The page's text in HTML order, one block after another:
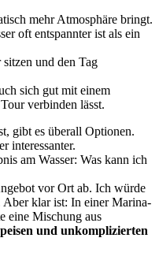
mehr Atmosphäre bringt.
oft entspannter ist als ein
und den Tag
sich gut mit einem
verbinden lässt.
gibt es überall Optionen.
interessanter.
am Wasser: Was kann ich
vor Ort ab. Ich würde
Aber klar ist: In einer Marina-
eine Mischung aus
und unkomplizierten